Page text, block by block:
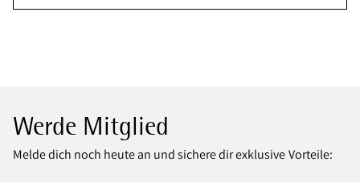
Werde Mitglied
Melde dich noch heute an und sichere dir exklusive Vorteile: